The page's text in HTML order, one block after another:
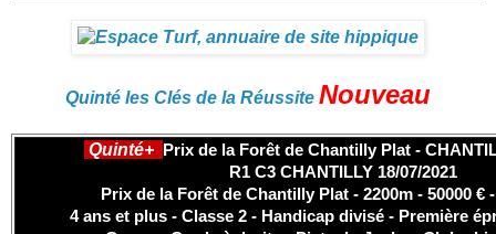
Quinté les Clés de la Réussite Nouveau
Quinté+ Prix de la Forêt de Chantilly Plat -
R1 C3 CHANTILLY 18/07/2021
Prix de la Forêt de Chantilly Plat - 2200m - 50000 €
4 ans et plus - Classe 2 - Handicap divisé - Première